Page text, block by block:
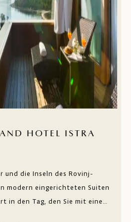
HOTEL ISTRA
und die Inseln des Rovinj-
modern eingerichteten Suiten
in den Tag, den Sie mit einem